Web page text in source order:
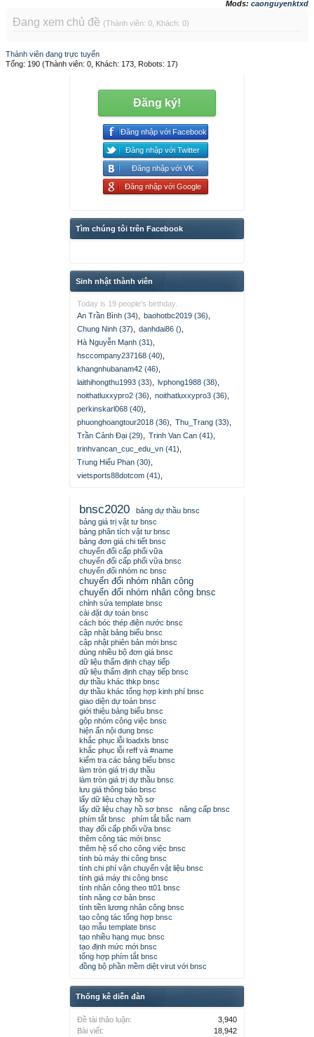
Mods: caonguyenktxd
Đang xem chủ đề (Thành viên: 0, Khách: 0)
Thành viên đang trực tuyến
Tổng: 190 (Thành viên: 0, Khách: 173, Robots: 17)
Đăng ký!
Đăng nhập với Facebook
Đăng nhập với Twitter
Đăng nhập với VK
Đăng nhập với Google
Tìm chúng tôi trên Facebook
Sinh nhật thành viên
Today is 19 people's birthday.
An Trần Bình (34)
baohotbc2019 (36)
Chung Ninh (37)
danhdai86 ()
Hà Nguyễn Mạnh (31)
hsccompany237168 (40)
khangnhubanam42 (46)
laithihongthu1993 (33)
lvphong1988 (38)
noithatluxxypro2 (36)
noithatluxxypro3 (36)
perkinskarl068 (40)
phuonghoangtour2018 (36)
Thu_Trang (33)
Trần Cảnh Đại (29)
Trinh Van Can (41)
trinhvancan_cuc_edu_vn (41)
Trung Hiếu Phan (30)
vietsports88dotcom (41)
bnsc2020
bảng dự thầu bnsc
bảng giá trị vật tư bnsc
bảng phân tích vật tư bnsc
bảng đơn giá chi tiết bnsc
chuyển đổi cấp phối vữa
chuyển đổi cấp phối vữa bnsc
chuyển đổi nhóm nc bnsc
chuyển đổi nhóm nhân công
chuyển đổi nhóm nhân công bnsc
chỉnh sửa template bnsc
cài đặt dự toán bnsc
cách bóc thép điện nước bnsc
cập nhật bảng biểu bnsc
cập nhật phiên bản mới bnsc
dùng nhiều bộ đơn giá bnsc
dữ liệu thẩm định chạy tiếp
dữ liệu thẩm định chạy tiếp bnsc
dự thầu khác thkp bnsc
dự thầu khác tổng hợp kinh phí bnsc
giao diện dự toán bnsc
giới thiệu bảng biểu bnsc
gộp nhóm công việc bnsc
hiện ẩn nội dung bnsc
khắc phục lỗi loadxls bnsc
khắc phục lỗi reff và #name
kiểm tra các bảng biểu bnsc
làm tròn giá trị dự thầu
làm tròn giá trị dự thầu bnsc
lưu giá thông báo bnsc
lấy dữ liệu chạy hồ sơ
lấy dữ liệu chạy hồ sơ bnsc
nâng cấp bnsc
phím tắt bnsc
phím tắt bắc nam
thay đổi cấp phối vữa bnsc
thêm công tác mới bnsc
thêm hệ số cho công việc bnsc
tính bù máy thi công bnsc
tính chi phí vận chuyển vật liệu bnsc
tính giá máy thi công bnsc
tính nhân công theo tt01 bnsc
tính năng cơ bản bnsc
tính tiền lương nhân công bnsc
tạo công tác tổng hợp bnsc
tạo mẫu template bnsc
tạo nhiều hạng mục bnsc
tạo định mức mới bnsc
tổng hợp phím tắt bnsc
đồng bộ phần mềm diệt virut với bnsc
Thống kê diễn đàn
Đề tài thảo luận:
3,940
Bài viết:
18,942